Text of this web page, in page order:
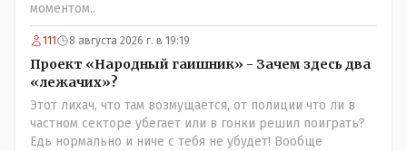
моментом..
111 8 августа 2026 г. в 19:19
Проект «Народный гаишник» - Зачем здесь два
«лежачих»?
Этот лихач, что там возмущается, от полиции что ли в
частном секторе убегает или в гонки решил поиграть?
Едь нормально и ниче с тебя не убудет! Вообще